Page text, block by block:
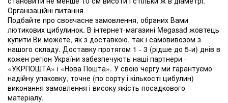
Організаційні питання
Подбайте про своєчасне замовлення, обраних Вами
лютикових цибулинок. В інтернет-магазині Megasad жовтець
купити Ви можете, як з доставкою, так і самовивозом з
нашого складу. Доставку протягом 1 - 3 (рідше до 5-и) днів в
кожен регіон України забезпечують наші партнери -
«УКРПОШТА» і «Нова Пошта». У свою чергу ми гарантуємо
надійну упаковку, точне (по сорту і кількості цибулин)
виконання замовлення і високу якість посадкового
матеріалу.